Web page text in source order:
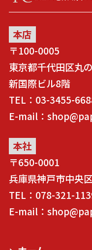
本店
〒100-0005
東京都千代田区丸
新国際ビル8階
TEL：03-3455-
E-mail：
本社
〒650-0001
兵庫県神戸市中央
TEL：078-321-
E-mail：